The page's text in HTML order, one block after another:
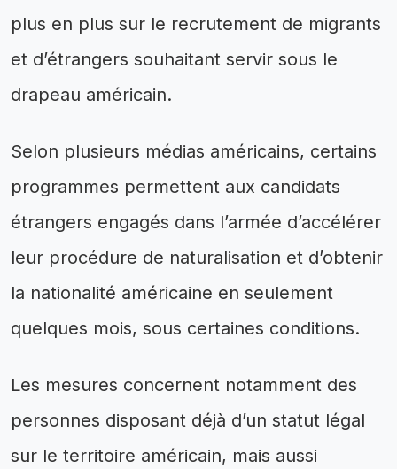
plus en plus sur le recrutement de migrants
et d’étrangers souhaitant servir sous le
drapeau américain.
Selon plusieurs médias américains, certains
programmes permettent aux candidats
étrangers engagés dans l’armée d’accélérer
leur procédure de naturalisation et d’obtenir
la nationalité américaine en seulement
quelques mois, sous certaines conditions.
Les mesures concernent notamment des
personnes disposant déjà d’un statut légal
sur le territoire américain, mais aussi